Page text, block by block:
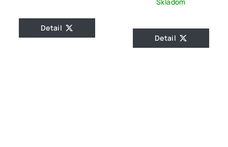
Detail
Detail